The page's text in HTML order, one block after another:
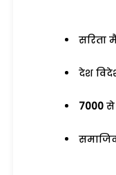
सरिता
देश
7000 से